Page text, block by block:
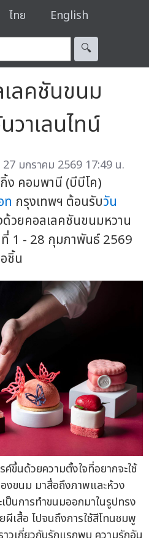
ไทย English
🔍︎
ลคชันขนม
าเลนไทน์
27 มกราคม 2569 17:49 น.
ง คอมพานี (บีบีโค)
ท กรุงเทพฯ ต้อนรับวัน
ด้วยคอลเลคชันขนมหวาน
1 - 28 กุมภาพันธ์ 2569
ชิ้น
ขึ้นด้วยความตั้งใจที่อยากจะใช้
งขนม มาสื่อถึงภาพและห้วง
ป็นการทำขนมออกมาในรูปทรง
เสื้อ ไปจนถึงการใช้สีโทนชมพู